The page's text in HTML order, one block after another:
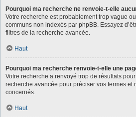
Pourquoi ma recherche ne renvoie-t-elle
Votre recherche est probablement trop vague
communs non indexés par phpBB. Essayez
filtres de la recherche avancée.
Haut
Pourquoi ma recherche renvoie-t-elle une
Votre recherche a renvoyé trop de résultats
recherche avancée pour préciser vos termes et
concernés.
Haut